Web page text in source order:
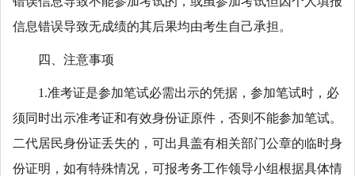
信息错误导致无成绩的其后果均由考生自己承担。
四、注意事项
1.准考证是参加笔试必需出示的凭据，参加笔试时，必
须同时出示准考证和有效身份证原件，否则不能参加笔试。
二代居民身份证丢失的，可出具盖有相关部门公章的临时身
份证明，如有特殊情况，可报考务工作领导小组根据具体情